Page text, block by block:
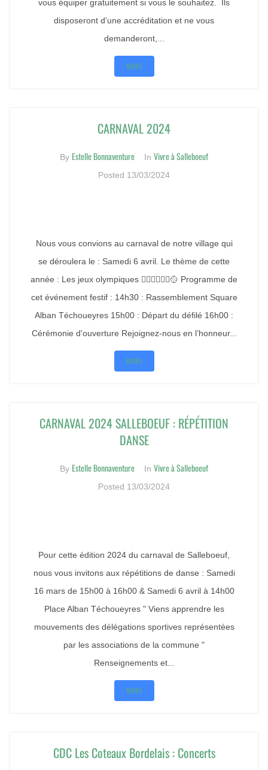
vous équiper gratuitement si vous le souhaitez. Ils
disposeront d’une accréditation et ne vous
demanderont,...
MORE
CARNAVAL 2024
By Estelle Bonnaventure In Vivre à Salleboeuf
Posted 13/03/2024
Nous vous convions au carnaval de notre village qui
se déroulera le : Samedi 6 avril. Le thème de cette
année : Les jeux olympiques 🚴‍♀️🤾‍♀️🤽‍♂️🥎 Programme de
cet événement festif : 14h30 : Rassemblement Square
Alban Téchoueyres 15h00 : Départ du défilé 16h00 :
Cérémonie d'ouverture Rejoignez-nous en l’honneur...
MORE
CARNAVAL 2024 SALLEBOEUF : RÉPÉTITION
DANSE
By Estelle Bonnaventure In Vivre à Salleboeuf
Posted 13/03/2024
Pour cette édition 2024 du carnaval de Salleboeuf,
nous vous invitons aux répétitions de danse : Samedi
16 mars de 15h00 à 16h00 & Samedi 6 avril à 14h00
Place Alban Téchoueyres " Viens apprendre les
mouvements des délégations sportives représentées
par les associations de la commune "
Renseignements et...
MORE
CDC Les Coteaux Bordelais : Concerts